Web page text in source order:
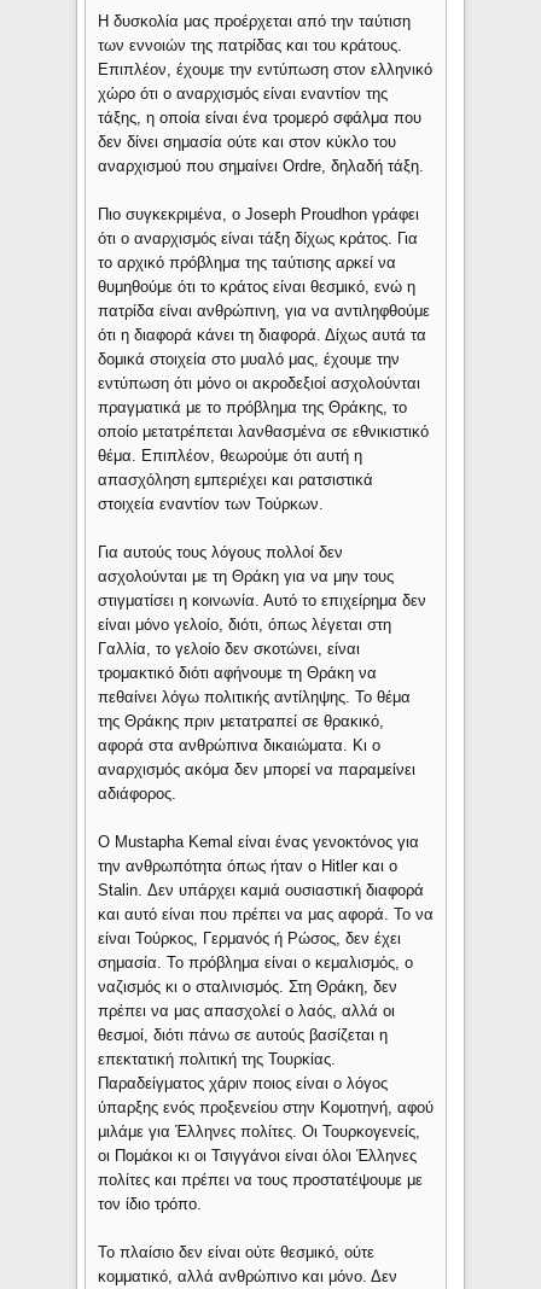
Η δυσκολία μας προέρχεται από την ταύτιση
των εννοιών της πατρίδας και του κράτους.
Επιπλέον, έχουμε την εντύπωση στον ελληνικό
χώρο ότι ο αναρχισμός είναι εναντίον της
τάξης, η οποία είναι ένα τρομερό σφάλμα που
δεν δίνει σημασία ούτε και στον κύκλο του
αναρχισμού που σημαίνει Ordre, δηλαδή τάξη.
Πιο συγκεκριμένα, ο Joseph Proudhon γράφει
ότι ο αναρχισμός είναι τάξη δίχως κράτος. Για
το αρχικό πρόβλημα της ταύτισης αρκεί να
θυμηθούμε ότι το κράτος είναι θεσμικό, ενώ η
πατρίδα είναι ανθρώπινη, για να αντιληφθούμε
ότι η διαφορά κάνει τη διαφορά. Δίχως αυτά τα
δομικά στοιχεία στο μυαλό μας, έχουμε την
εντύπωση ότι μόνο οι ακροδεξιοί ασχολούνται
πραγματικά με το πρόβλημα της Θράκης, το
οποίο μετατρέπεται λανθασμένα σε εθνικιστικό
θέμα. Επιπλέον, θεωρούμε ότι αυτή η
απασχόληση εμπεριέχει και ρατσιστικά
στοιχεία εναντίον των Τούρκων.
Για αυτούς τους λόγους πολλοί δεν
ασχολούνται με τη Θράκη για να μην τους
στιγματίσει η κοινωνία. Αυτό το επιχείρημα δεν
είναι μόνο γελοίο, διότι, όπως λέγεται στη
Γαλλία, το γελοίο δεν σκοτώνει, είναι
τρομακτικό διότι αφήνουμε τη Θράκη να
πεθαίνει λόγω πολιτικής αντίληψης. Το θέμα
της Θράκης πριν μετατραπεί σε θρακικό,
αφορά στα ανθρώπινα δικαιώματα. Κι ο
αναρχισμός ακόμα δεν μπορεί να παραμείνει
αδιάφορος.
Ο Mustapha Kemal είναι ένας γενοκτόνος για
την ανθρωπότητα όπως ήταν ο Hitler και ο
Stalin. Δεν υπάρχει καμιά ουσιαστική διαφορά
και αυτό είναι που πρέπει να μας αφορά. Το να
είναι Τούρκος, Γερμανός ή Ρώσος, δεν έχει
σημασία. Το πρόβλημα είναι ο κεμαλισμός, ο
ναζισμός κι ο σταλινισμός. Στη Θράκη, δεν
πρέπει να μας απασχολεί ο λαός, αλλά οι
θεσμοί, διότι πάνω σε αυτούς βασίζεται η
επεκτατική πολιτική της Τουρκίας.
Παραδείγματος χάριν ποιος είναι ο λόγος
ύπαρξης ενός προξενείου στην Κομοτηνή, αφού
μιλάμε για Έλληνες πολίτες. Οι Τουρκογενείς,
οι Πομάκοι κι οι Τσιγγάνοι είναι όλοι Έλληνες
πολίτες και πρέπει να τους προστατέψουμε με
τον ίδιο τρόπο.
Το πλαίσιο δεν είναι ούτε θεσμικό, ούτε
κομματικό, αλλά ανθρώπινο και μόνο. Δεν